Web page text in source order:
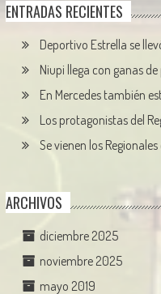
ENTRADAS RECIENTES
Deportivo Estrella se
Niupi llega con ganas
En Mercedes también
Los protagonistas del
Se vienen los
ARCHIVOS
diciembre 2025
noviembre 2025
mayo 2019